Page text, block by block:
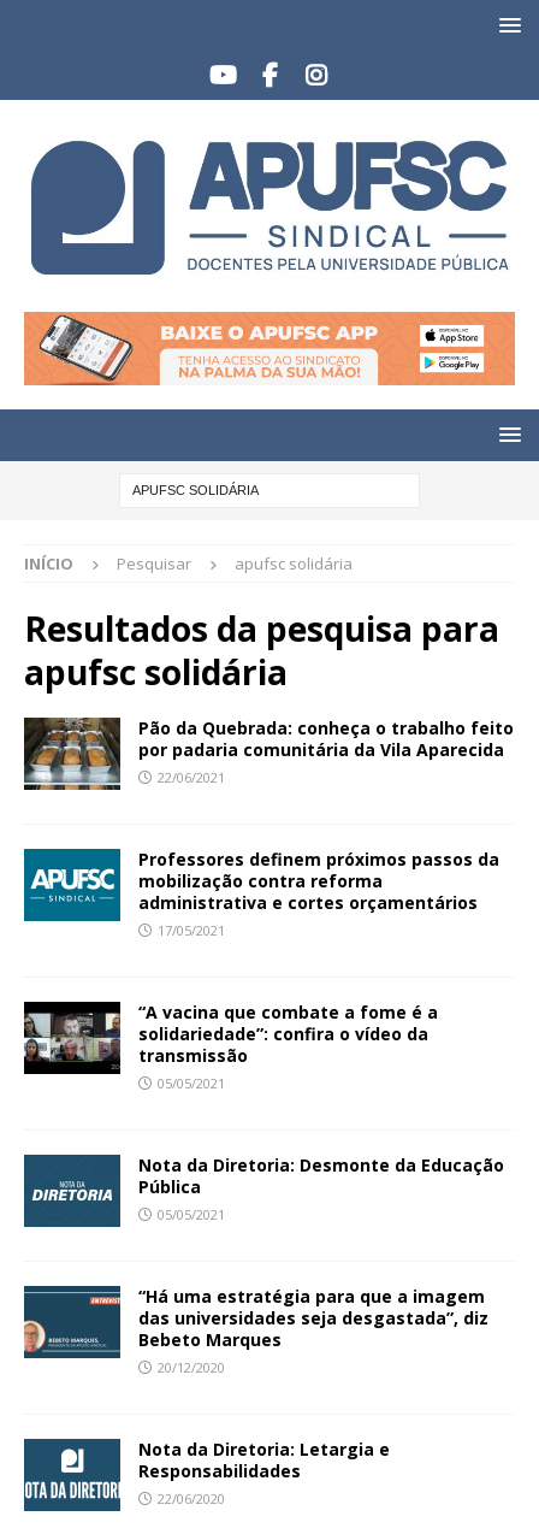
INÍCIO Pesquisar apufsc solidária
Resultados da pesquisa para
apufsc solidária
Pão da Quebrada: conheça o trabalho feito
por padaria comunitária da Vila Aparecida
22/06/2021
Professores definem próximos passos da
mobilização contra reforma
administrativa e cortes orçamentários
17/05/2021
“A vacina que combate a fome é a
solidariedade”: confira o vídeo da
transmissão
05/05/2021
Nota da Diretoria: Desmonte da Educação
Pública
05/05/2021
“Há uma estratégia para que a imagem
das universidades seja desgastada”, diz
Bebeto Marques
20/12/2020
Nota da Diretoria: Letargia e
Responsabilidades
22/06/2020